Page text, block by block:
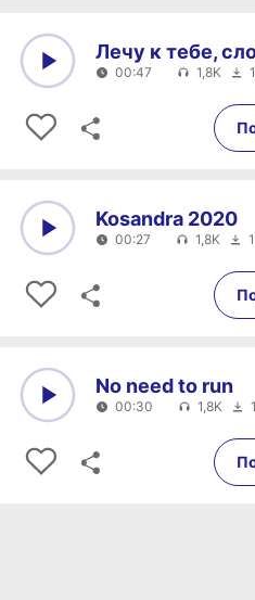
00:47
Лечу к тебе,
00:47 1,8K
00:27
Kosandra 2020
00:27 1,8K
00:30
No need to run
00:30 1,8K